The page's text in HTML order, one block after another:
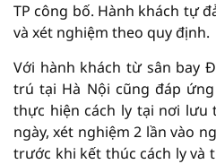
TP công bố. Hành khách tự
và xét nghiệm theo quy định.
Với hành khách từ sân bay
trú tại Hà Nội cũng đáp
thực hiện cách ly tại nơi
ngày, xét nghiệm 2 lần vào
trước khi kết thúc cách ly và